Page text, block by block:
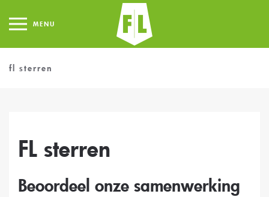
MENU
fl sterren
FL sterren
Beoordeel onze samenwerking